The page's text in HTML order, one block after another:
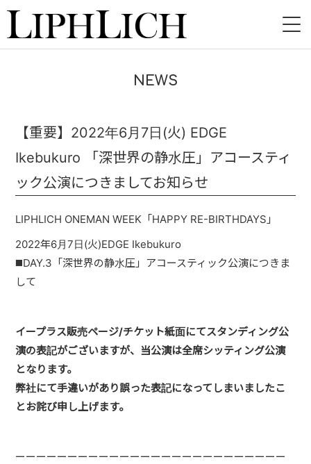
LIVE
INSTORE
BAND
VIDEO
DISCOGRAPHY
BLOG
GOODS
CONTACT
NEWS
【重要】2022年6月7日(火) EDGE
Ikebukuro 「深世界の静水圧」アコースティ
ック公演につきましてお知らせ
LIPHLICH ONEMAN WEEK「HAPPY RE-BIRTHDAYS」
2022年6月7日(火)EDGE Ikebukuro
◼️DAY.3「深世界の静水圧」アコースティック公演につきま
して
イープラス販売ページ/チケット紙面にてスタンディング公
演の表記がございますが、当公演は全席シッティング公演
となります。
弊社にて手違いがあり誤った表記になってしまいましたこ
とお詫び申し上げます。
ーーーーーーーーーーーーーーーーーーーーーーーーーー